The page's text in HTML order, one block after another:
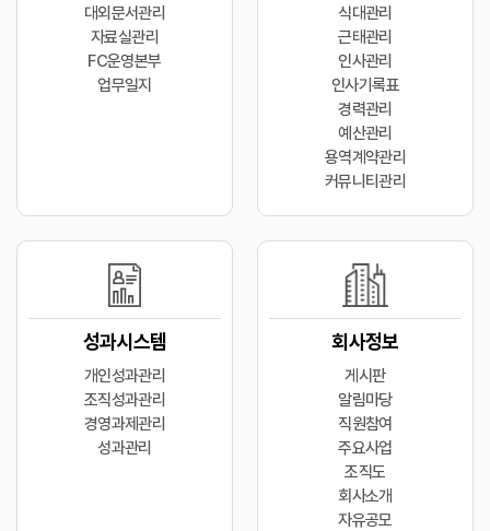
대외문서관리
자료실관리
FC운영본부
업무일지
식대관리
근태관리
인사관리
인사기록표
경력관리
예산관리
용역계약관리
커뮤니티관리
성과시스템
개인성과관리
조직성과관리
경영과제관리
성과관리
회사정보
게시판
알림마당
직원참여
주요사업
조직도
회사소개
자유공모